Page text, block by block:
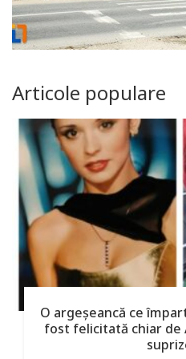
Articole populare
O argeşeancă ce
fost felicitată chiar de